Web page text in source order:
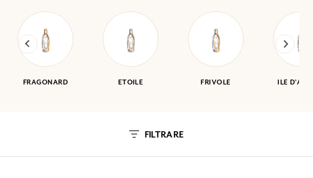
FRAGONARD ETOILE FRIVOLE ILE
FILTRARE